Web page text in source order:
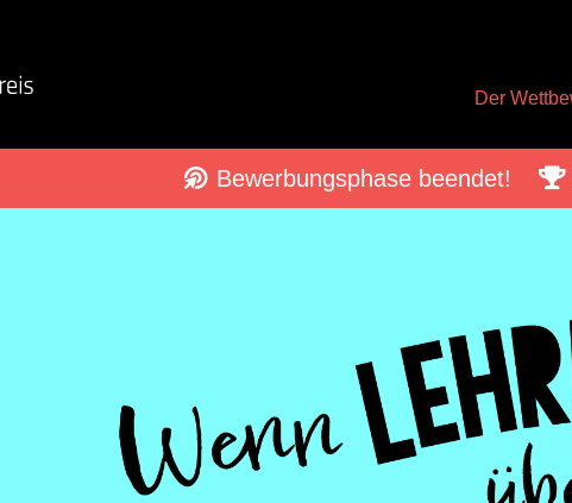
Der
Bewerbungsphase beendet!